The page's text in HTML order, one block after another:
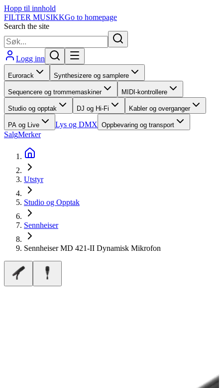
Hopp til innhold
FILTER MUSIKKGo to homepage
Search the site
Logg inn
Eurorack Synthesizere og samplere
Sequencere og trommemaskiner MIDI-kontrollere
Studio og opptak DJ og Hi-Fi Kabler og overganger
PA og Live Lys og DMX Oppbevaring og transport
SalgMerker
Utstyr
Studio og Opptak
Sennheiser
Sennheiser MD 421-II Dynamisk Mikrofon